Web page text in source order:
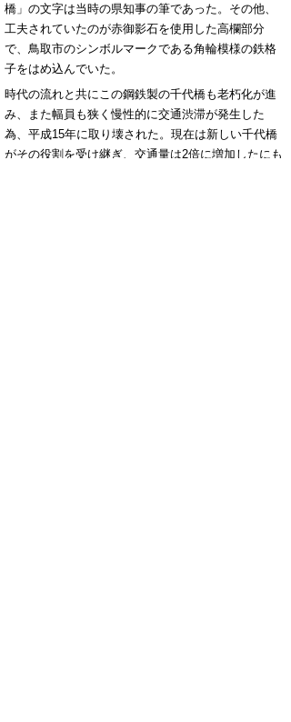
橋」の文字は当時の県知事の筆であった。その他、
工夫されていたのが赤御影石を使用した高欄部分
で、鳥取市のシンボルマークである角輪模様の鉄格
子をはめ込んでいた。
時代の流れと共にこの鋼鉄製の千代橋も老朽化が進
み、また幅員も狭く慢性的に交通渋滞が発生した
為、平成15年に取り壊された。現在は新しい千代橋
がその役割を受け継ぎ、交通量は2倍に増加したにも